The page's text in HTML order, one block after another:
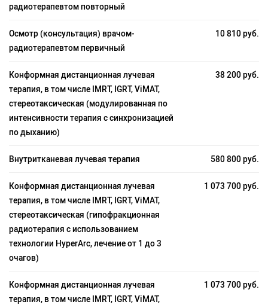
радиотерапевтом повторный
Осмотр (консультация) врачом-
радиотерапевтом первичный
10 810 руб.
Конформная дистанционная лучевая
терапия, в том числе IMRT, IGRT, ViMAT,
стереотаксическая (модулированная по
интенсивности терапия с синхронизацией
по дыханию)
38 200 руб.
Внутритканевая лучевая терапия 580 800 руб.
Конформная дистанционная лучевая
терапия, в том числе IMRT, IGRT, ViMAT,
стереотаксическая (гипофракционная
радиотерапия с использованием
технологии HyperArc, лечение от 1 до 3
очагов)
1 073 700 руб.
Конформная дистанционная лучевая
терапия, в том числе IMRT, IGRT, ViMAT,
1 073 700 руб.